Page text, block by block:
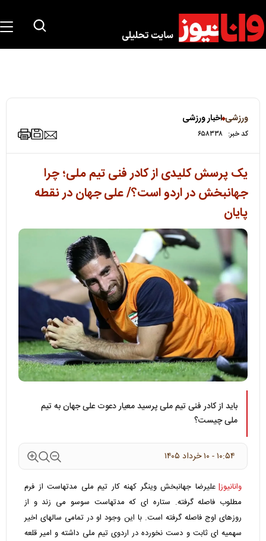
ورزشی اخبار ورزشی
کد خبر: ۶۵۸۳۳۸
یک پرسش کلیدی از کادر فنی تیم ملی؛ چرا
جهانبخش در اردو است؟/ علی جهان در نقطه
پایان
باید از کادر فنی تیم ملی پرسید معیار دعوت علی جهان به تیم
ملی چیست؟
۱۰:۵۴ - ۱۰ خرداد ۱۴۰۵
وانانیوز| علیرضا جهانبخش وینگر کهنه کار تیم ملی مدتهاست از فرم
مطلوب فاصله گرفته. ستاره ای که مدتهاست سوسو می زند و از
روزهای اوج فاصله گرفته است. با این وجود او در تمامی سالهای اخیر
سهمیه ای ثابت و دست نخورده در اردوی تیم ملی داشته و امیر قلعه